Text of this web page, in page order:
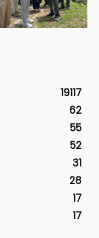
19117
62
55
52
31
28
17
17